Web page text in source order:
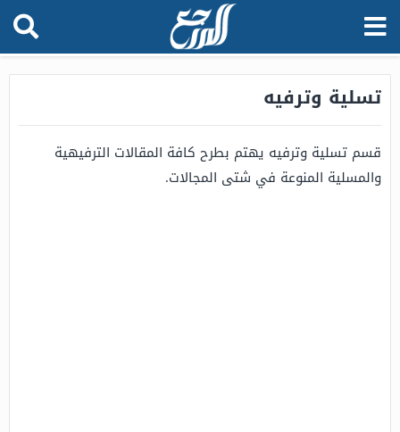
تسلية وترفيه
قسم تسلية وترفيه يهتم بطرح كافة المقالات الترفيهية
والمسلية المنوعة في شتى المجالات.